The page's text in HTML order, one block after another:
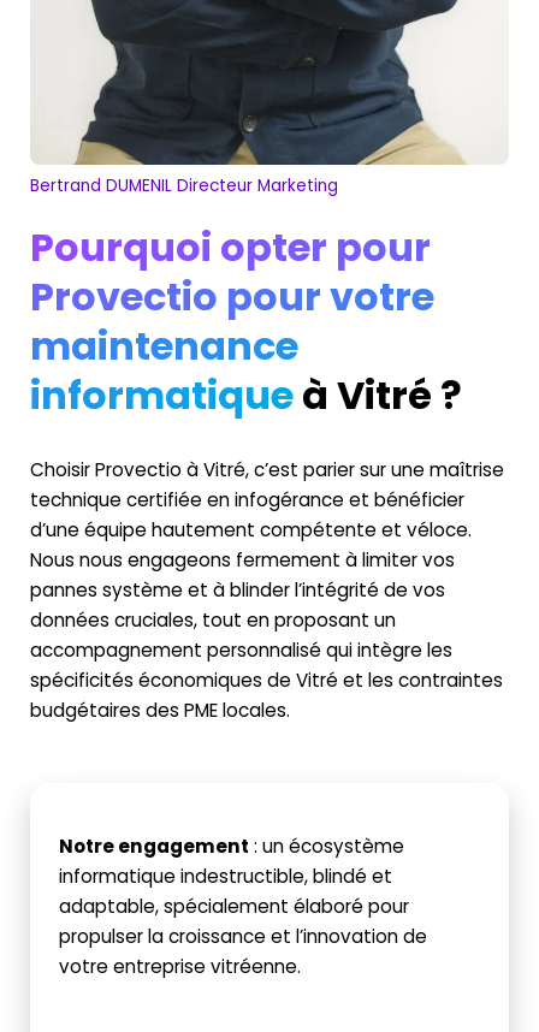
Bertrand DUMENIL Directeur Marketing
Pourquoi opter pour
Provectio pour votre
maintenance
informatiqueà Vitré ?
Choisir Provectio à Vitré, c’est parier sur une maîtrise
technique certifiée en infogérance et bénéficier
d’une équipe hautement compétente et véloce.
Nous nous engageons fermement à limiter vos
pannes système et à blinder l’intégrité de vos
données cruciales, tout en proposant un
accompagnement personnalisé qui intègre les
spécificités économiques de Vitré et les contraintes
budgétaires des PME locales.
Notre engagement : un écosystème
informatique indestructible, blindé et
adaptable, spécialement élaboré pour
propulser la croissance et l’innovation de
votre entreprise vitréenne.